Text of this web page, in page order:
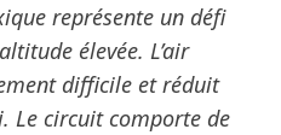
représente un défi
élevée. L’air
difficile et réduit
Le circuit comporte de